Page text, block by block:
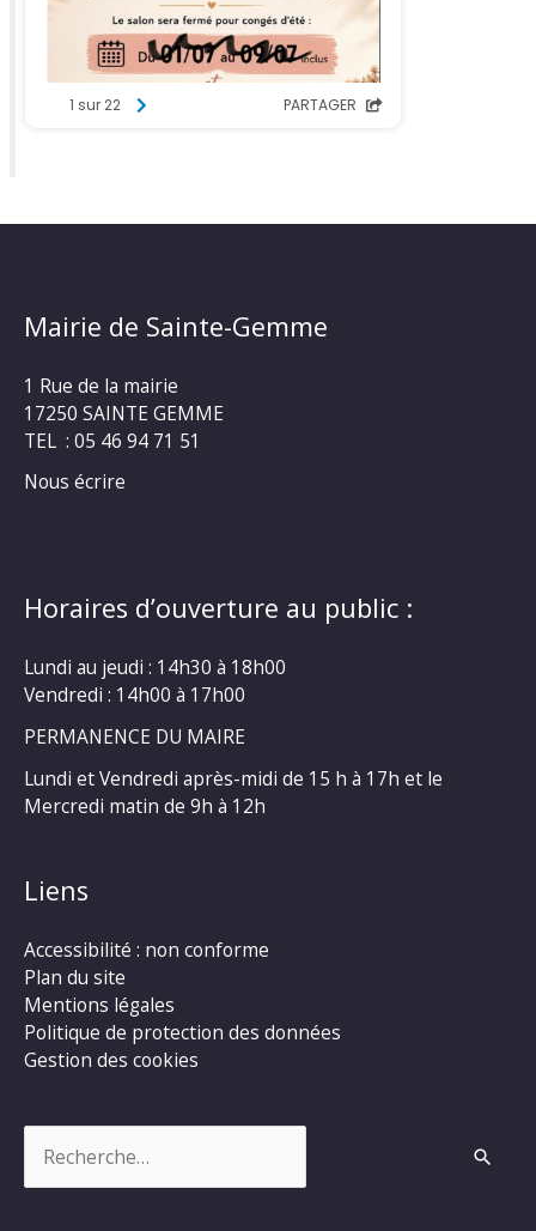
Mairie de Sainte-Gemme
1 Rue de la mairie
17250 SAINTE GEMME
TEL : 05 46 94 71 51
Nous écrire
Horaires d’ouverture au public :
Lundi au jeudi : 14h30 à 18h00
Vendredi : 14h00 à 17h00
PERMANENCE DU MAIRE
Lundi et Vendredi après-midi de 15 h à 17h et le
Mercredi matin de 9h à 12h
Liens
Accessibilité : non conforme
Plan du site
Mentions légales
Politique de protection des données
Gestion des cookies